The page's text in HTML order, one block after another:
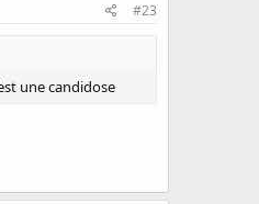
#23
une candidose